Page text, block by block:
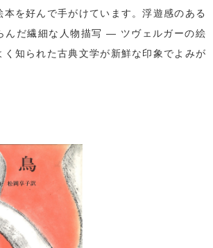
を好んで手がけています。浮遊感のある
んだ繊細な人物描写 ― ツヴェルガーの絵
知られた古典文学が新鮮な印象でよみが